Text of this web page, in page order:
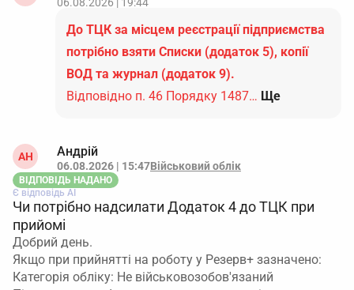
До ТЦК за місцем реєстрації підприємства
потрібно взяти Списки (додаток 5), копії
ВОД та журнал (додаток 9).
Відповідно п. 46 Порядку 1487… Ще
АН Андрій
06.08.2026 | 15:47Військовий облік
ВІДПОВІДЬ НАДАНО
Є відповідь АІ
Чи потрібно надсилати Додаток 4 до ТЦК при
прийомі
Добрий день.
Якщо при прийнятті на роботу у Резерв+ зазначено:
Категорія обліку: Не військовозобов'язаний